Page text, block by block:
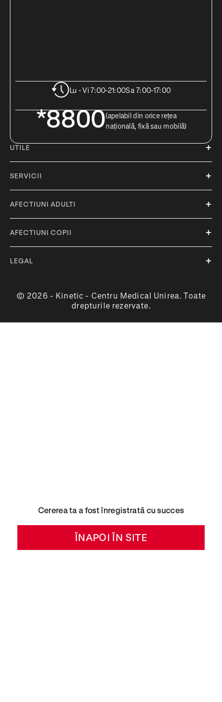
Lu - Vi 7:00-21:00Sa 7:00-17:00
*8800(apelabil din orice rețea
națională, fixă sau mobilă)
UTILE
SERVICII
AFECTIUNI ADULTI
AFECTIUNI COPII
LEGAL
© 2026 - Kinetic - Centru Medical Unirea. Toate
drepturile rezervate.
Cererea ta a fost înregistrată cu succes
ÎNAPOI ÎN SITE